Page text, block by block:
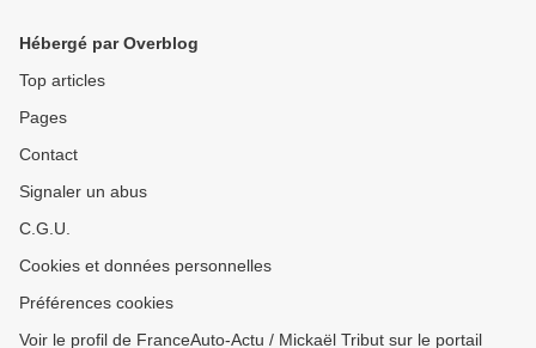
Hébergé par Overblog
Top articles
Pages
Contact
Signaler un abus
C.G.U.
Cookies et données personnelles
Préférences cookies
Voir le profil de FranceAuto-Actu / Mickaël Tribut sur le portail